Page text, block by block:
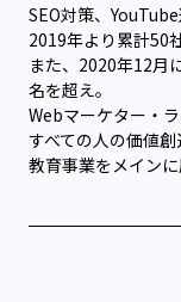
SEO対策、
2019年より累計50
また、2020年12月
名を超え。
Webマーケター・
すべての人の価値創
教育事業をメインに